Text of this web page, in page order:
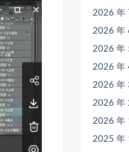
2026 年
2026 年
2026 年
2026 年
2026 年
2026 年
2026 年
2025 年